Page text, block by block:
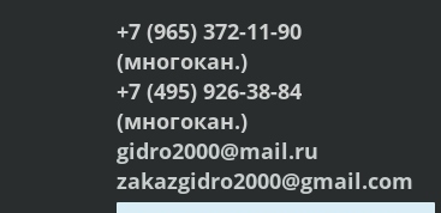
+7 (965) 372-11-90
(многокан.)
+7 (495) 926-38-84
(многокан.)
gidro2000@mail.ru
zakazgidro2000@gmail.com